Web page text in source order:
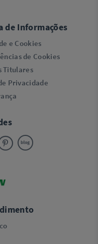
de Informações
e Cookies
de Cookies
Titulares
Privacidade